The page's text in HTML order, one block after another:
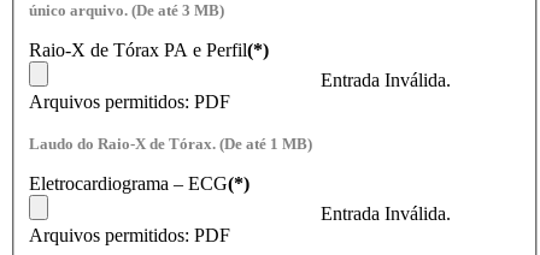
único arquivo. (De até 3 MB)
Raio-X de Tórax PA e Perfil(*)
Entrada Inválida.
Arquivos permitidos: PDF
Laudo do Raio-X de Tórax. (De até 1 MB)
Eletrocardiograma – ECG(*)
Entrada Inválida.
Arquivos permitidos: PDF